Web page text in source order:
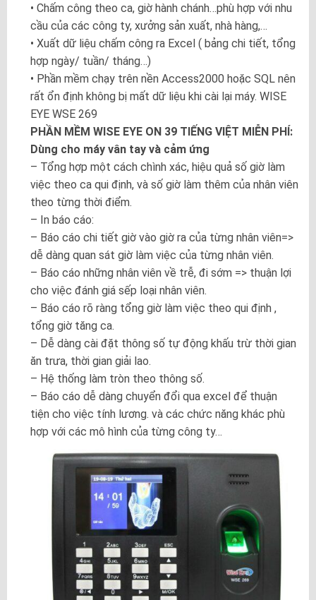
• Chấm công theo ca, giờ hành chánh…phù hợp với nhu
cầu của các công ty, xưởng sản xuất, nhà hàng,…
• Xuất dữ liệu chấm công ra Excel ( bảng chi tiết, tổng
hợp ngày/ tuần/ tháng…)
• Phần mềm chạy trên nền Access2000 hoặc SQL nên
rất ổn định không bị mất dữ liệu khi cài lại máy. WISE
EYE WSE 269
PHẦN MỀM WISE EYE ON 39 TIẾNG VIỆT MIỄN PHÍ:
Dùng cho máy vân tay và cảm ứng
– Tổng hợp một cách chình xác, hiệu quả số giờ làm
việc theo ca qui định, và số giờ làm thêm của nhân viên
theo từng thời điểm.
– In báo cáo:
– Báo cáo chi tiết giờ vào giờ ra của từng nhân viên=>
dễ dàng quan sát giờ làm việc của từng nhân viên.
– Báo cáo những nhân viên về trễ, đi sớm => thuận lợi
cho việc đánh giá sếp loại nhân viên.
– Báo cáo rõ ràng tổng giờ làm việc theo qui định ,
tổng giờ tăng ca.
– Dễ dàng cài đặt thông số tự động khấu trừ thời gian
ăn trưa, thời gian giải lao.
– Hệ thống làm tròn theo thông số.
– Báo cáo dễ dàng chuyển đổi qua excel để thuận
tiện cho việc tính lương. và các chức năng khác phù
hợp với các mô hình của từng công ty…